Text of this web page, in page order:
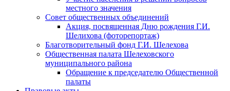
местного значения
Совет общественных объединений
Акция, посвященная Дню рождения Г.И.
Шелихова (фоторепортаж)
Благотворительный фонд Г.И. Шелехова
Общественная палата Шелеховского
муниципального района
Обращение к председателю Общественной
палаты